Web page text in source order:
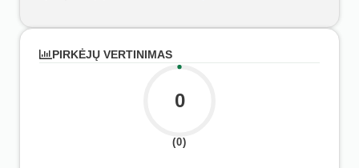
PIRKĖJŲ VERTINIMAS
0
(0)